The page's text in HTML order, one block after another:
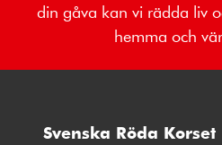
din gåva kan vi rädda liv
hemma och
Svenska Röda Korset